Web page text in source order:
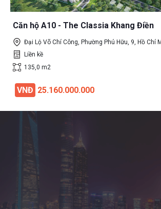
Căn hộ A10 - The Classia Khang Điền
Đại Lộ Võ Chí Công, Phường Phú Hữu, 9, Hồ Chí
Liền kề
135,0 m2
VNĐ 25.160.000.000